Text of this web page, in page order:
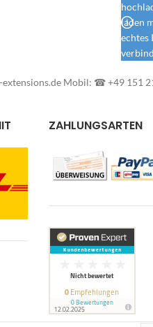
laden
echtes
extensions.de Mobil: ☎ +49 151
ZAHLUNGSARTEN